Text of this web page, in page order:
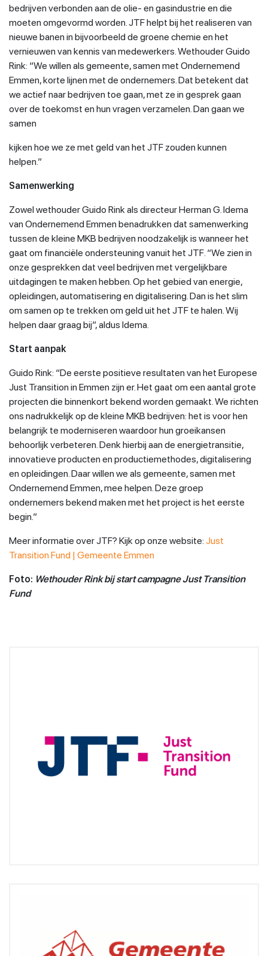
bedrijven verbonden aan de olie- en gasindustrie en die
moeten omgevormd worden. JTF helpt bij het realiseren van
nieuwe banen in bijvoorbeeld de groene chemie en het
vernieuwen van kennis van medewerkers. Wethouder Guido
Rink: “We willen als gemeente, samen met Ondernemend
Emmen, korte lijnen met de ondernemers. Dat betekent dat
we actief naar bedrijven toe gaan, met ze in gesprek gaan
over de toekomst en hun vragen verzamelen. Dan gaan we
samen
kijken hoe we ze met geld van het JTF zouden kunnen
helpen.”
Samenwerking
Zowel wethouder Guido Rink als directeur Herman G. Idema
van Ondernemend Emmen benadrukken dat samenwerking
tussen de kleine MKB bedrijven noodzakelijk is wanneer het
gaat om financiële ondersteuning vanuit het JTF. “We zien in
onze gesprekken dat veel bedrijven met vergelijkbare
uitdagingen te maken hebben. Op het gebied van energie,
opleidingen, automatisering en digitalisering. Dan is het slim
om samen op te trekken om geld uit het JTF te halen. Wij
helpen daar graag bij”, aldus Idema.
Start aanpak
Guido Rink: “De eerste positieve resultaten van het Europese
Just Transition in Emmen zijn er. Het gaat om een aantal grote
projecten die binnenkort bekend worden gemaakt. We richten
ons nadrukkelijk op de kleine MKB bedrijven: het is voor hen
belangrijk te moderniseren waardoor hun groeikansen
behoorlijk verbeteren. Denk hierbij aan de energietransitie,
innovatieve producten en productiemethodes, digitalisering
en opleidingen. Daar willen we als gemeente, samen met
Ondernemend Emmen, mee helpen. Deze groep
ondernemers bekend maken met het project is het eerste
begin.”
Meer informatie over JTF? Kijk op onze website: Just
Transition Fund | Gemeente Emmen
Foto: Wethouder Rink bij start campagne Just Transition
Fund